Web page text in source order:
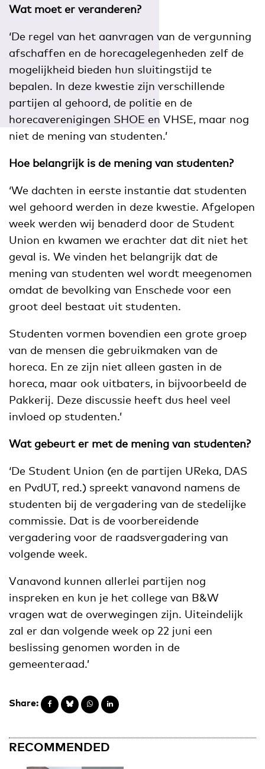
Wat moet er veranderen?
‘De regel van het aanvragen van de vergunning
afschaffen en de horecagelegenheden zelf de
mogelijkheid bieden hun sluitingstijd te
bepalen. In deze kwestie zijn verschillende
partijen al gehoord, de politie en de
horecaverenigingen SHOE en VHSE, maar nog
niet de mening van studenten.’
Hoe belangrijk is de mening van studenten?
‘We dachten in eerste instantie dat studenten
wel gehoord werden in deze kwestie. Afgelopen
week werden wij benaderd door de Student
Union en kwamen we erachter dat dit niet het
geval is. We vinden het belangrijk dat de
mening van studenten wel wordt meegenomen
omdat de bevolking van Enschede voor een
groot deel bestaat uit studenten.
Studenten vormen bovendien een grote groep
van de mensen die gebruikmaken van de
horeca. En ze zijn niet alleen gasten in de
horeca, maar ook uitbaters, in bijvoorbeeld de
Pakkerij. Deze discussie heeft dus heel veel
invloed op studenten.’
Wat gebeurt er met de mening van studenten?
‘De Student Union (en de partijen UReka, DAS
en PvdUT, red.) spreekt vanavond namens de
studenten bij de vergadering van de stedelijke
commissie. Dat is de voorbereidende
vergadering voor de raadsvergadering van
volgende week.
Vanavond kunnen allerlei partijen nog
inspreken en kun je het college van B&W
vragen wat de overwegingen zijn. Uiteindelijk
zal er dan volgende week op 22 juni een
beslissing genomen worden in de
gemeenteraad.’
Share:
RECOMMENDED